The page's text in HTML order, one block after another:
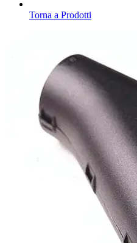
Torna a Prodotti